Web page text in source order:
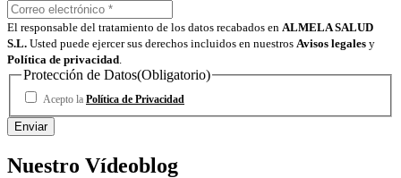
El responsable del tratamiento de los datos recabados en ALMELA SALUD
S.L. Usted puede ejercer sus derechos incluidos en nuestros Avisos legales y
Política de privacidad.
Protección de Datos(Obligatorio)
Acepto la Política de Privacidad
Nuestro Vídeoblog